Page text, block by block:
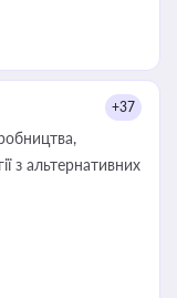
+37
з альтернативних